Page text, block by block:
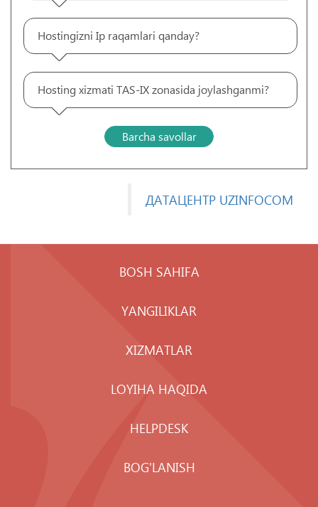
Hostingizni Ip raqamlari qanday?
Hosting xizmati TAS-IX zonasida joylashganmi?
Barcha savollar
ДАТАЦЕНТР UZINFOCOM
BOSH SAHIFA
YANGILIKLAR
XIZMATLAR
LOYIHA HAQIDA
HELPDESK
BOG'LANISH